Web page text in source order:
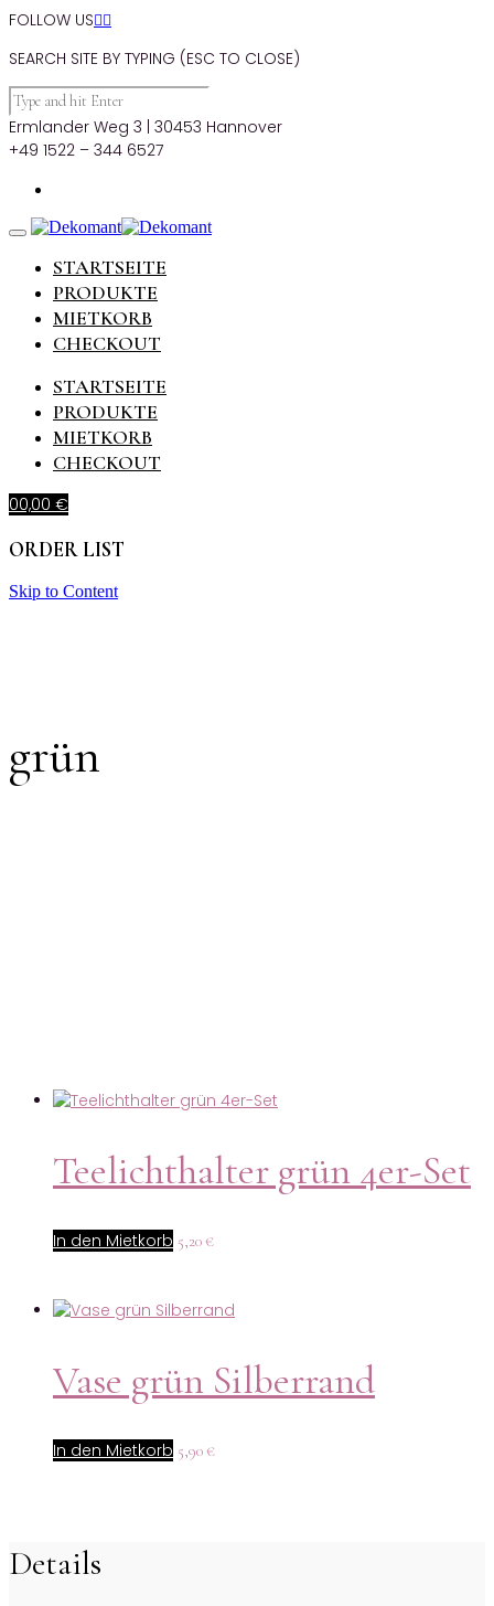
FOLLOW US
SEARCH SITE BY TYPING (ESC TO CLOSE)
Ermlander Weg 3 | 30453 Hannover
+49 1522 – 344 6527
STARTSEITE
PRODUKTE
MIETKORB
CHECKOUT
STARTSEITE
PRODUKTE
MIETKORB
CHECKOUT
00,00 €
ORDER LIST
Skip to Content
grün
Teelichthalter grün 4er-Set
In den Mietkorb 5,20 €
Vase grün Silberrand
In den Mietkorb 5,90 €
Details